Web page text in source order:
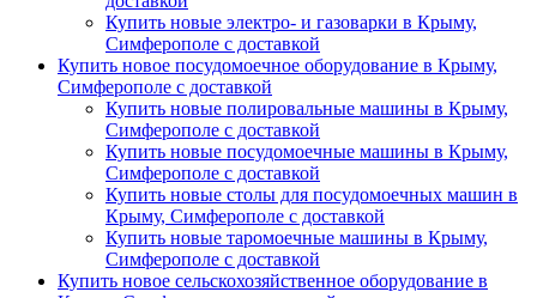
Купить новые электро- и газоварки в Крыму,
Симферополе с доставкой
Купить новое посудомоечное оборудование в Крыму,
Симферополе с доставкой
Купить новые полировальные машины в Крыму,
Симферополе с доставкой
Купить новые посудомоечные машины в Крыму,
Симферополе с доставкой
Купить новые столы для посудомоечных машин в
Крыму, Симферополе с доставкой
Купить новые таромоечные машины в Крыму,
Симферополе с доставкой
Купить новое сельскохозяйственное оборудование в